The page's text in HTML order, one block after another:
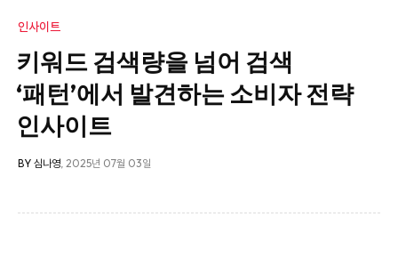
인사이트
키워드 검색량을 넘어 검색
‘패턴’에서 발견하는 소비자 전략
인사이트
BY 심나영, 2025년 07월 03일